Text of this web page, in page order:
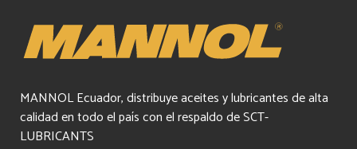
MANNOL Ecuador, distribuye aceites y lubricantes de alta
calidad en todo el país con el respaldo de SCT-
LUBRICANTS